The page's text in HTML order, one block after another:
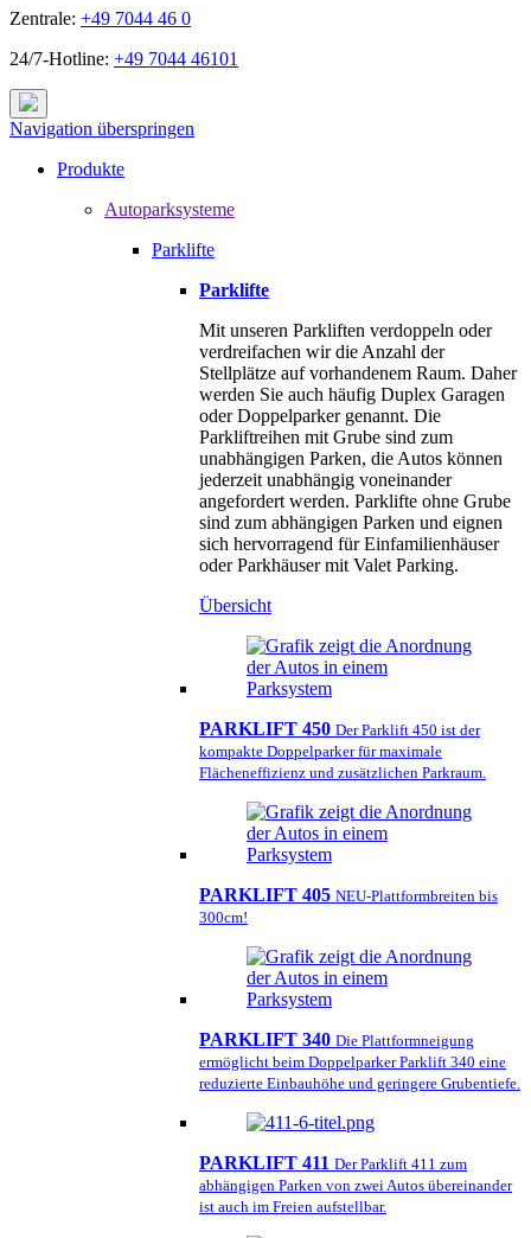
Zentrale: +49 7044 46 0
24/7-Hotline: +49 7044 46101
Navigation überspringen
Produkte
Autoparksysteme
Parklifte
Parklifte
Mit unseren Parkliften verdoppeln oder
verdreifachen wir die Anzahl der
Stellplätze auf vorhandenem Raum. Daher
werden Sie auch häufig Duplex Garagen
oder Doppelparker genannt. Die
Parkliftreihen mit Grube sind zum
unabhängigen Parken, die Autos können
jederzeit unabhängig voneinander
angefordert werden. Parklifte ohne Grube
sind zum abhängigen Parken und eignen
sich hervorragend für Einfamilienhäuser
oder Parkhäuser mit Valet Parking.
Übersicht
PARKLIFT 450 Der Parklift 450 ist der
kompakte Doppelparker für maximale
Flächeneffizienz und zusätzlichen Parkraum.
PARKLIFT 405 NEU-Plattformbreiten bis
300cm!
PARKLIFT 340 Die Plattformneigung
ermöglicht beim Doppelparker Parklift 340 eine
reduzierte Einbauhöhe und geringere Grubentiefe.
PARKLIFT 411 Der Parklift 411 zum
abhängigen Parken von zwei Autos übereinander
ist auch im Freien aufstellbar.